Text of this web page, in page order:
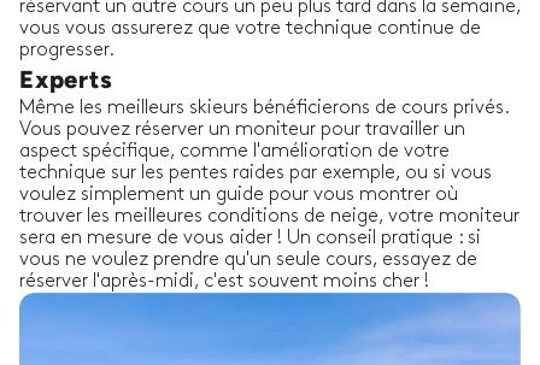
réservant un autre cours un peu plus tard dans la semaine,
vous vous assurerez que votre technique continue de
progresser.
Experts
Même les meilleurs skieurs bénéficierons de cours privés.
Vous pouvez réserver un moniteur pour travailler un
aspect spécifique, comme l'amélioration de votre
technique sur les pentes raides par exemple, ou si vous
voulez simplement un guide pour vous montrer où
trouver les meilleures conditions de neige, votre moniteur
sera en mesure de vous aider ! Un conseil pratique : si
vous ne voulez prendre qu'un seule cours, essayez de
réserver l'après-midi, c'est souvent moins cher !